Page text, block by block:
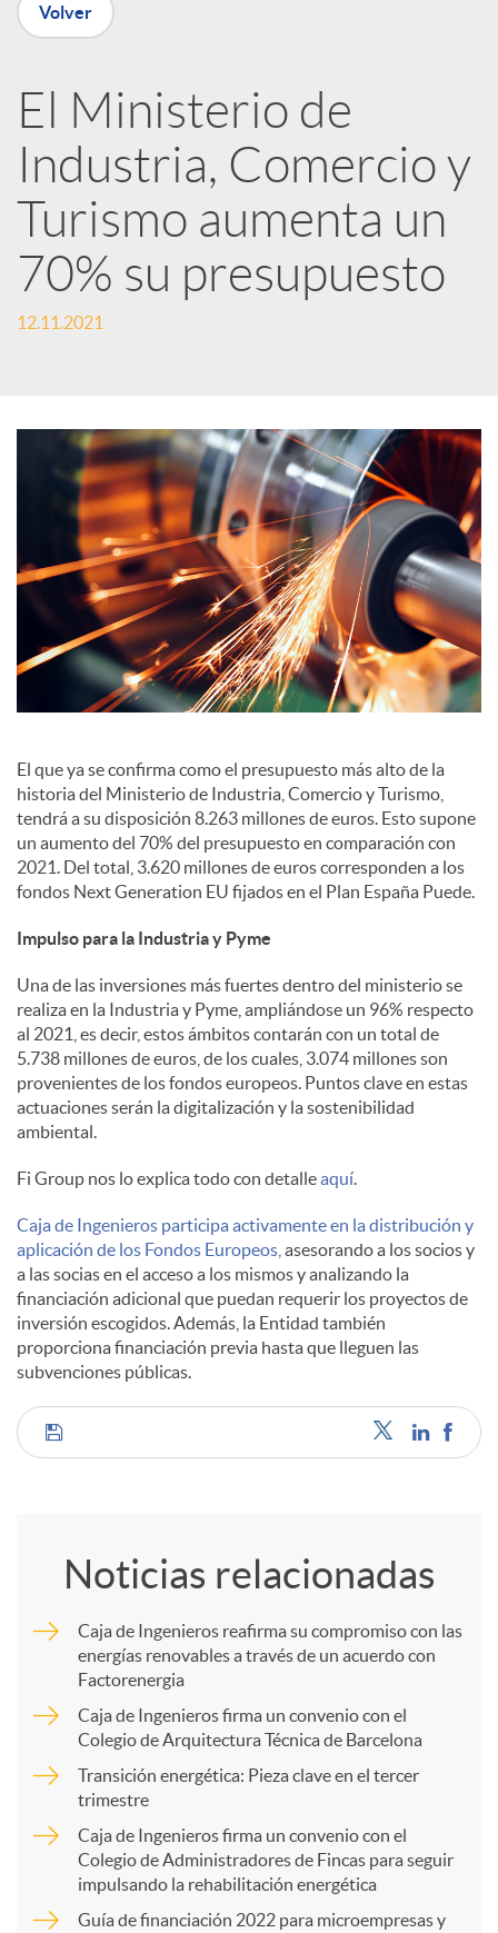
n
R
e
d
e
S
c
i
l
e
s
Volver
El Ministerio de
Industria, Comercio y
Turismo aumenta un
70% su presupuesto
12.11.2021
El que ya se confirma como el presupuesto más alto de la
historia del Ministerio de Industria, Comercio y Turismo,
tendrá a su disposición 8.263 millones de euros. Esto supone
un aumento del 70% del presupuesto en comparación con
2021. Del total, 3.620 millones de euros corresponden a los
fondos Next Generation EU fijados en el Plan España Puede.
Impulso para la Industria y Pyme
Una de las inversiones más fuertes dentro del ministerio se
realiza en la Industria y Pyme, ampliándose un 96% respecto
al 2021, es decir, estos ámbitos contarán con un total de
5.738 millones de euros, de los cuales, 3.074 millones son
provenientes de los fondos europeos. Puntos clave en estas
actuaciones serán la digitalización y la sostenibilidad
ambiental.
Fi Group nos lo explica todo con detalleaquí
Caja de Ingenieros participa activamente en la distribución y
aplicación de los Fondos Europeos, asesorando a los socios y
a las socias en el acceso a los mismos y analizando la
financiación adicional que puedan requerir los proyectos de
inversión escogidos. Además, la Entidad también
proporciona financiación previa hasta que lleguen las
subvenciones públicas.
C
r
Noticias relacionadas
Caja de Ingenieros reafirma su compromiso con las
energías renovables a través de un acuerdo con
Factorenergia
Caja de Ingenieros firma un convenio con el
Colegio de Arquitectura Técnica de Barcelona
Transición energética: Pieza clave en el tercer
trimestre
Caja de Ingenieros firma un convenio con el
Colegio de Administradores de Fincas para seguir
impulsando la rehabilitación energética
Guía de financiación 2022 para microempresas y